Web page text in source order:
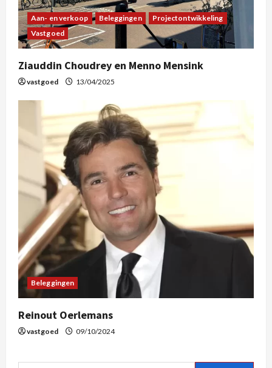
Aan- en verkoop Beleggingen
Projectontwikkeling
Vastgoed
Ziauddin Choudrey en Menno Mensink
vastgoed 13/04/2025
Beleggingen
Reinout Oerlemans
vastgoed 09/10/2024